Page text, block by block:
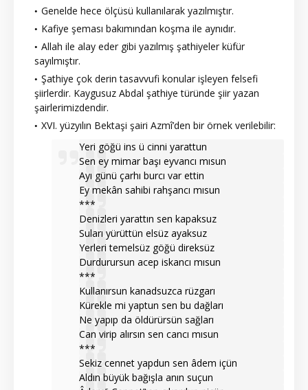
Genelde hece ölçüsü kullanılarak yazılmıştır.
Kafiye şeması bakımından koşma ile aynıdır.
Allah ile alay eder gibi yazılmış şathiyeler küfür
sayılmıştır.
Şathiye çok derin tasavvufi konular işleyen felsefi
şiirlerdir. Kaygusuz Abdal şathiye türünde şiir yazan
şairlerimizdendir.
XVI. yüzyılın Bektaşi şairi Azmî’den bir örnek verilebilir:
Yeri göğü ins ü cinni yarattun
Sen ey mimar başı eyvancı mısun
Ayı günü çarhı burcı var ettin
Ey mekân sahibi rahşancı mısun
***
Denizleri yarattın sen kapaksuz
Suları yürüttün elsüz ayaksuz
Yerleri temelsüz göğü direksüz
Durdurursun acep iskancı mısun
***
Kullanırsun kanadsuzca rüzgarı
Kürekle mi yaptun sen bu dağları
Ne yapıp da öldürürsün sağları
Can virip alırsın sen cancı mısun
***
Sekiz cennet yapdun sen âdem içün
Aldın büyük bağışla anın suçun